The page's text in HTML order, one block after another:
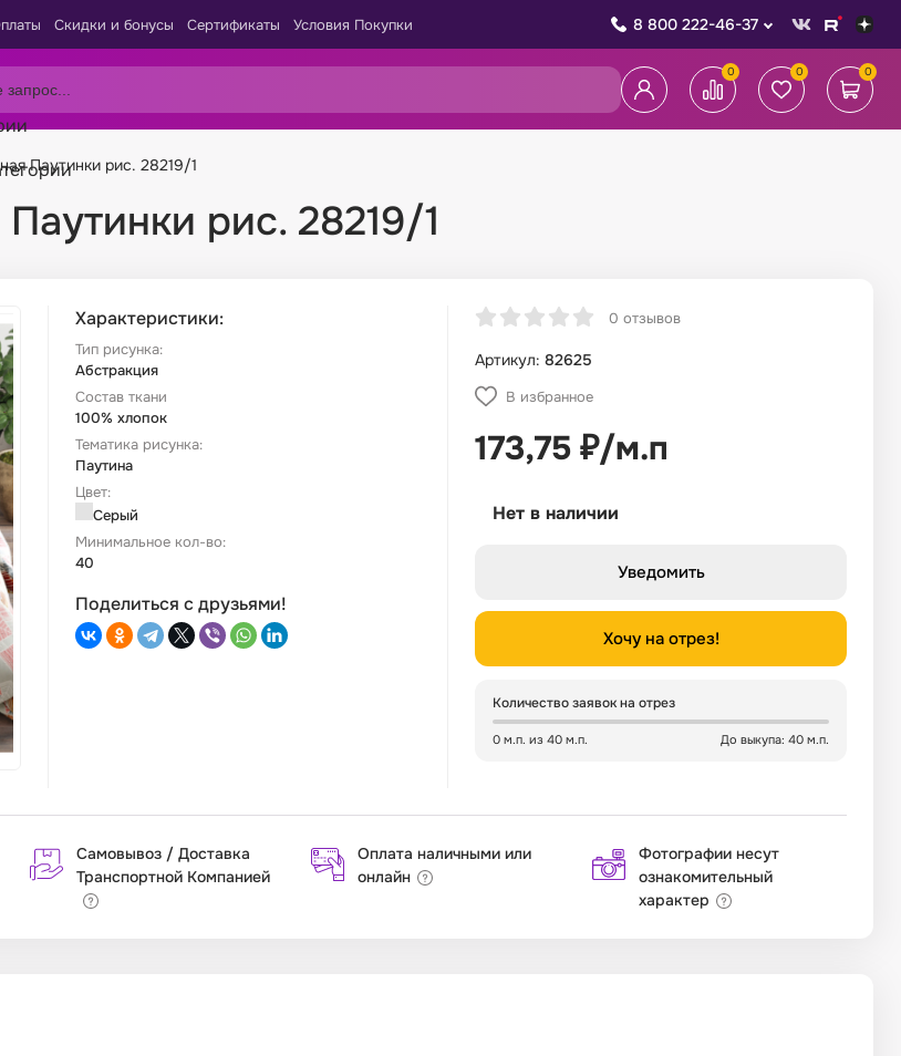
Скидки и бонусы Сертификаты Условия Покупки 8 800 222-46-37
0 0 0
Паутинки рис. 28219/1
рис. 28219/1
Характеристики:
Тип рисунка:
Абстракция
Состав ткани
100% хлопок
Тематика рисунка:
Паутина
Цвет:
Серый
Минимальное кол-во:
40
Поделиться с друзьями!
0 отзывов
Артикул: 82625
В избранное
173,75 ₽/м.п
Нет в наличии
Уведомить
Хочу на отрез!
Количество заявок на отрез
0 м.п. из 40 м.п. До выкупа: 40 м.п.
Самовывоз / Доставка
Транспортной Компанией
Оплата наличными или
онлайн
Фотографии несут
ознакомительный
характер